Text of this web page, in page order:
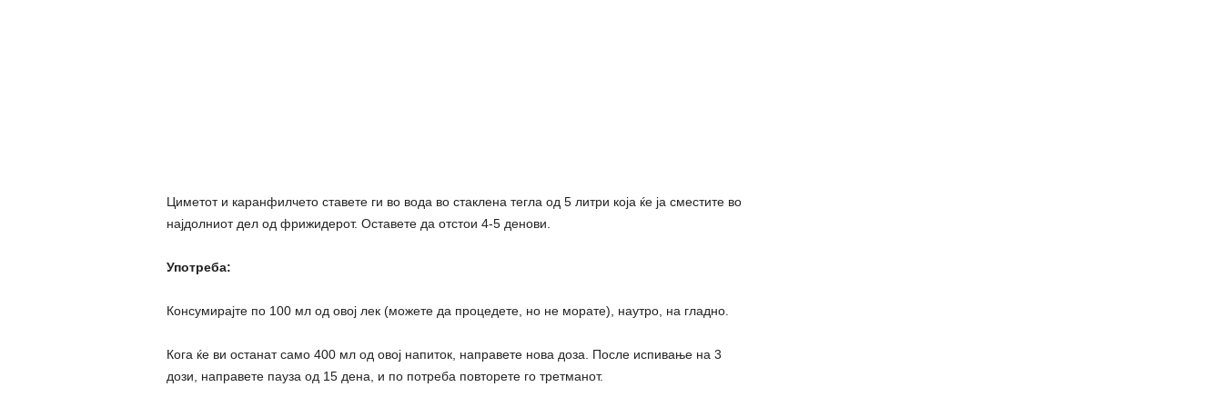
Циметот и каранфилчето ставете ги во вода во стаклена тегла од 5 литри која ќе ја сместите во
најдолниот дел од фрижидерот. Оставете да отстои 4-5 денови.
Употреба:
Консумирајте по 100 мл од овој лек (можете да процедете, но не морате), наутро, на гладно.
Кога ќе ви останат само 400 мл од овој напиток, направете нова доза. После испивање на 3
дози, направете пауза од 15 дена, и по потреба повторете го третманот.